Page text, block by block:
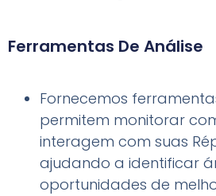
Ferramentas De Análise​
Fornecemos
permitem monitorar
interagem com suas
ajudando a identificar
oportunidades de